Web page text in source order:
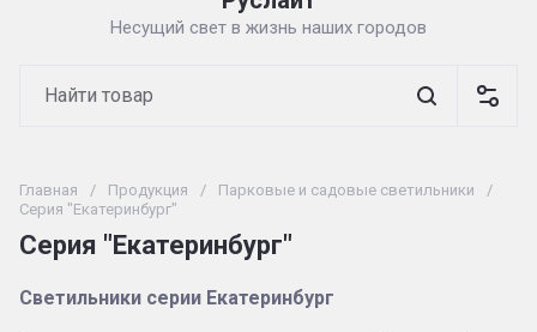
Несущий свет в жизнь наших городов
Главная / Продукция / Парковые и садовые светильники
/
Серия "Екатеринбург"
Серия "Екатеринбург"
Светильники серии Екатеринбург